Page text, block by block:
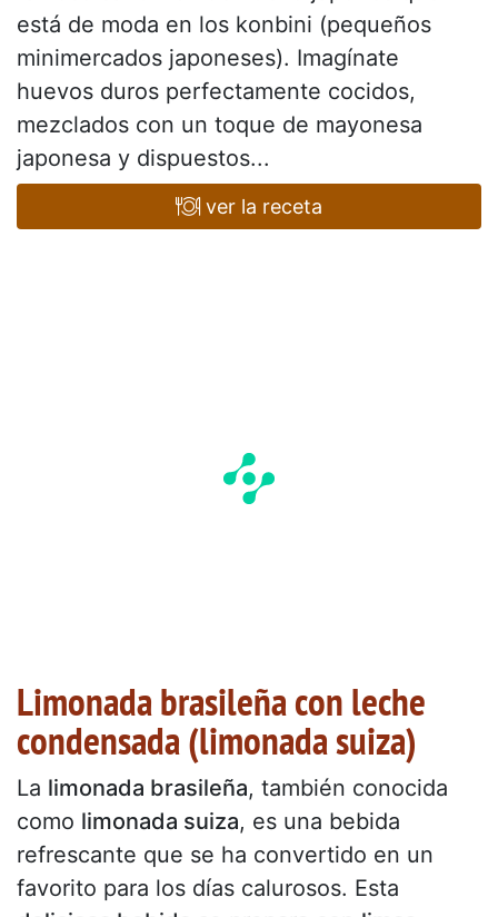
está de moda en los konbini (pequeños
minimercados japoneses). Imagínate
huevos duros perfectamente cocidos,
mezclados con un toque de mayonesa
japonesa y dispuestos...
ver la receta
Limonada brasileña con leche
condensada (limonada suiza)
La limonada brasileña, también conocida
como limonada suiza, es una bebida
refrescante que se ha convertido en un
favorito para los días calurosos. Esta